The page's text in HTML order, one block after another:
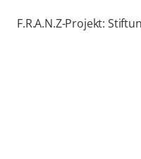
F.R.A.N.Z-Projekt: